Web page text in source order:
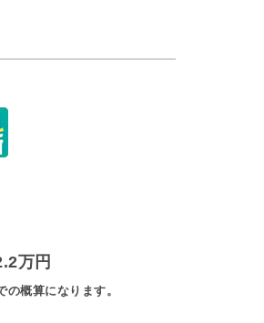
万円
概算になります。